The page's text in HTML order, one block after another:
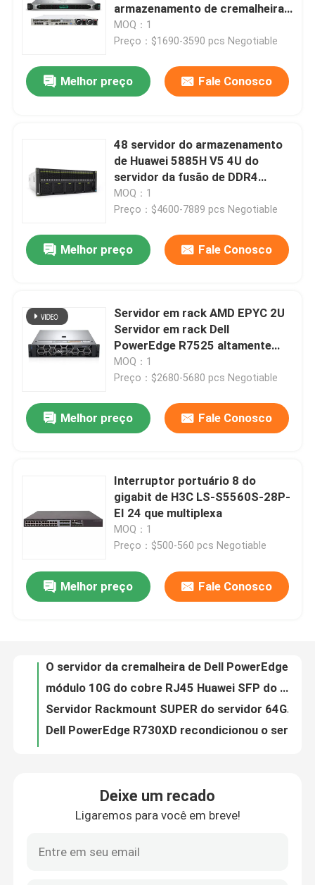
Produtos
Notícias
armazenamento de cremalheira
de P19765-B21 P19766-B21
MOQ：1
Preço：$1690-3590 pcs Negotiable
Melhor preço Fale Conosco
48 servidor do armazenamento
de Huawei 5885H V5 4U do
servidor da fusão de DDR4
DIMMs Huawei
MOQ：1
Preço：$4600-7889 pcs Negotiable
Melhor preço Fale Conosco
Servidor em rack AMD EPYC 2U
Servidor em rack Dell
PowerEdge R7525 altamente
escalável
MOQ：1
Preço：$2680-5680 pcs Negotiable
Melhor preço Fale Conosco
Interruptor portuário 8 do
gigabit de H3C LS-S5560S-28P-
EI 24 que multiplexa
MOQ：1
Preço：$500-560 pcs Negotiable
Melhor preço Fale Conosco
ponto de acesso Huawei de WiFi da placa de parede de 2.4GHz 5GHz AirEngine 5761-11W
Servidor Rackmount original da cremalheira da compatibilidade eletrónica Poweredge R940 de Dell do servidor 3U
Servidor da cremalheira da compatibilidade eletrónica Poweredge R740xd 2U de DELL do servidor dos armazenamentos 192TB
Deixe um recado
Ligaremos para você em breve!